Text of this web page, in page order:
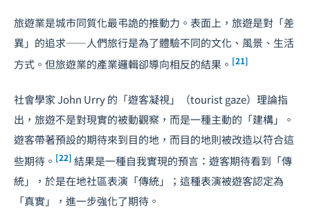
旅遊業是城市同質化最弔詭的推動力。表面上，旅遊是對「差
異」的追求——人們旅行是為了體驗不同的文化、風景、生活
方式。但旅遊業的產業邏輯卻導向相反的結果。 [21]
社會學家 John Urry 的「遊客凝視」（tourist gaze）理論指
出，旅遊不是對現實的被動觀察，而是一種主動的「建構」。
遊客帶著預設的期待來到目的地，而目的地則被改造以符合這
些期待。 [22] 結果是一種自我實現的預言：遊客期待看到「傳
統」，於是在地社區表演「傳統」；這種表演被遊客認定為
「真實」，進一步強化了期待。